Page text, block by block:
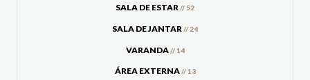
SALA DE ESTAR// 52
SALA DE JANTAR // 24
VARANDA// 14
ÁREA EXTERNA// 13